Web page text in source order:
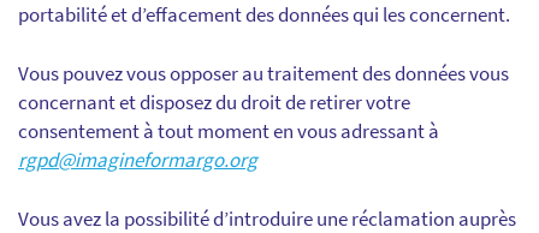
portabilité et d’effacement des données qui les concernent.
Vous pouvez vous opposer au traitement des données vous
concernant et disposez du droit de retirer votre
consentement à tout moment en vous adressant à
rgpd@imagineformargo.org
Vous avez la possibilité d’introduire une réclamation auprès